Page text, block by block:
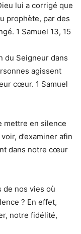
lui a corrigé que
prophète, par des
1 Samuel 13, 15
du Seigneur dans
agissent
cœur. 1 Samuel
mettre en silence
d’examiner afin
dans notre cœur
de nos vies où
? En effet,
notre fidélité,